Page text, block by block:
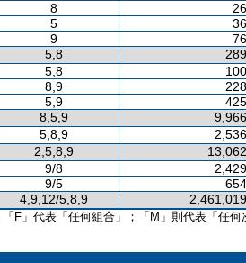
8
5
9
5,8
5,8
8,9
5,9
8,5,9
5,8,9
2,5,8,9
9/8
9/5
4,9,12/5,8,9
F」代表「任何組合」；「M」則代表「任何